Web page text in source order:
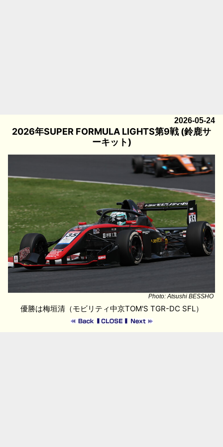
2026-05-24
2026年SUPER FORMULA LIGHTS第9戦 (鈴鹿サ
ーキット)
Photo: Atsushi BESSHO
優勝は梅垣清（モビリティ中京TOM'S TGR-DC SFL）